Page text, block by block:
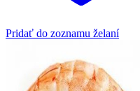
Pridať do zoznamu želaní